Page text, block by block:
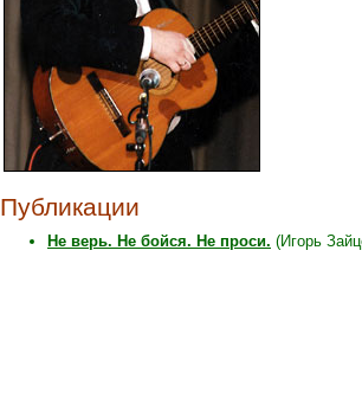
Публикации
Не верь. Не бойся. Не проси. (Игорь